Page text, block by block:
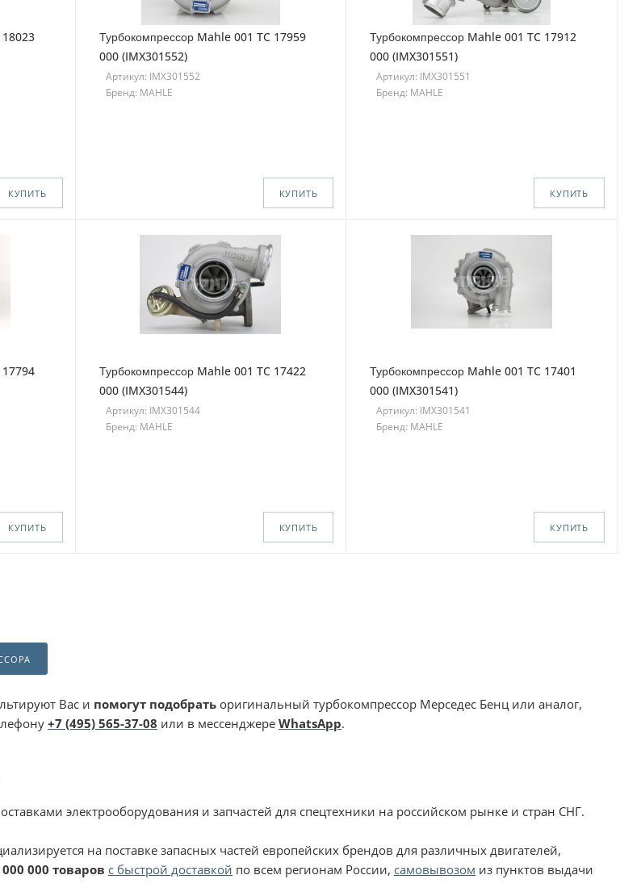
КУПИТЬ
Турбокомпрессор Mahle 001 TC 17959
000 (IMX301552)
Артикул: IMX301552
Бренд: MAHLE
КУПИТЬ
Турбокомпрессор Mahle 001 TC 17912
000 (IMX301551)
Артикул: IMX301551
Бренд: MAHLE
КУПИТЬ
КУПИТЬ
Турбокомпрессор Mahle 001 TC 17422
000 (IMX301544)
Артикул: IMX301544
Бренд: MAHLE
КУПИТЬ
Турбокомпрессор Mahle 001 TC 17401
000 (IMX301541)
Артикул: IMX301541
Бренд: MAHLE
КУПИТЬ
Вас и помогут подобрать оригинальный турбокомпрессор Мерседес Бенц или аналог,
+7 (495) 565-37-08 или в мессенджере WhatsApp.
электрооборудования и запчастей для спецтехники на российском рынке и стран СНГ.
на поставке запасных частей европейских брендов для различных двигателей,
000 товаров с быстрой доставкой по всем регионам России, самовывозом из пунктов выдачи